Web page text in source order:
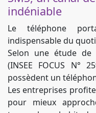
indéniable
Le téléphone
indispensable du
Selon une étude de
(INSEE FOCUS N°
possèdent un
Les entreprises
pour mieux